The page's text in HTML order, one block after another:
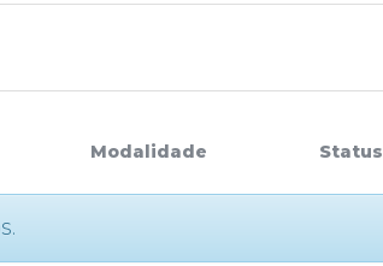
Modalidade Status